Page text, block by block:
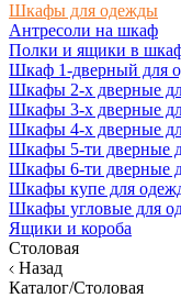
Шкафы для одежды
Антресоли на шкаф
Полки и ящики в
Шкаф 1-дверный для
Шкафы 2-х дверные
Шкафы 3-х дверные
Шкафы 4-х дверные
Шкафы 5-ти дверные
Шкафы 6-ти дверные
Шкафы купе для
Шкафы угловые для
Ящики и короба
Столовая
Назад
Каталог/Столовая